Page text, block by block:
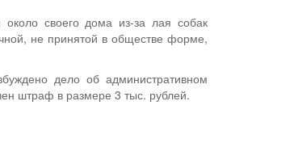
своего дома из-за лая собак
не принятой в обществе форме,
дело об административном
штраф в размере 3 тыс. рублей.